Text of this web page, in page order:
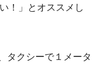
！」とオススメし
タクシーで１メータ